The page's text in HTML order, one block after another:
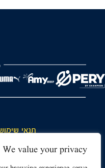
We value your privacy
FOREVER
תנאי
כללי כניסה והתנהגות